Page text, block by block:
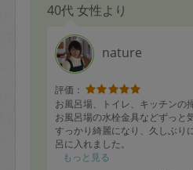
40代 女性より
nature
評価：
お風呂場、トイレ、キッチンの
お風呂場の水栓金具などずっと
すっかり綺麗になり、久しぶり
呂に入れました。
もっと見る